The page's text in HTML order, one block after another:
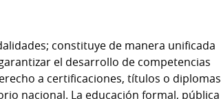
constituye de manera unificada
el desarrollo de competencias
a certificaciones, títulos o diplomas
nacional. La educación formal, pública